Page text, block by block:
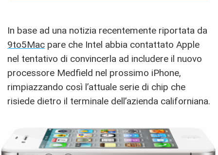
In base ad una notizia recentemente riportata da
9to5Mac pare che Intel abbia contattato Apple
nel tentativo di convincerla ad includere il nuovo
processore Medfield nel prossimo iPhone,
rimpiazzando così l’attuale serie di chip che
risiede dietro il terminale dell’azienda californiana.